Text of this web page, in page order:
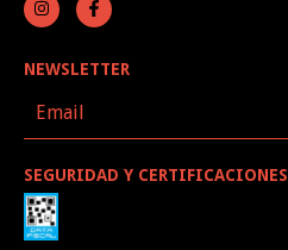
NEWSLETTER
SEGURIDAD Y CERTIFICACIONES